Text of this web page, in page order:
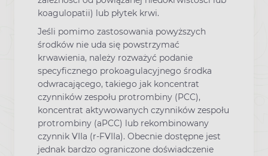
koagulopatii) lub płytek krwi.
Jeśli pomimo zastosowania powyższych
środków nie uda się powstrzymać
krwawienia, należy rozważyć podanie
specyficznego prokoagulacyjnego środka
odwracającego, takiego jak koncentrat
czynników zespołu protrombiny (PCC),
koncentrat aktywowanych czynników zespołu
protrombiny (aPCC) lub rekombinowany
czynnik VIIa (r-FVIIa). Obecnie dostępne jest
jednak bardzo ograniczone doświadczenie